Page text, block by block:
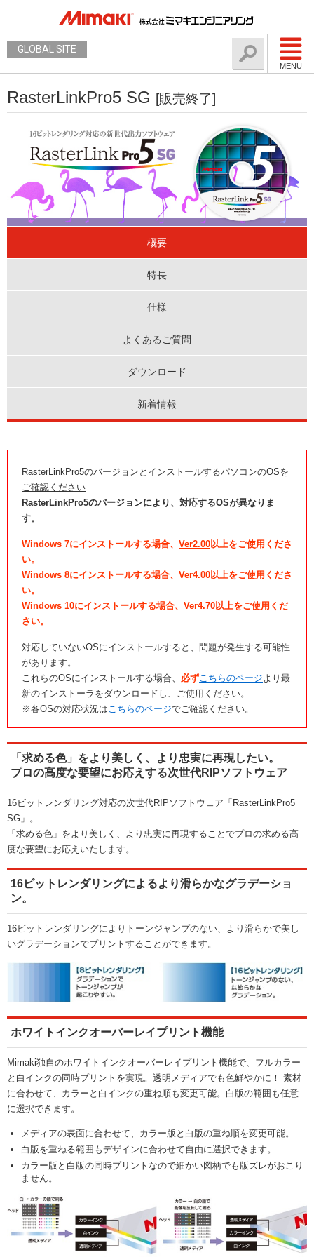
MENU
GLOBAL SITE
RasterLinkPro5 SG [販売終了]
概要
特長
仕様
よくあるご質問
ダウンロード
新着情報
RasterLinkPro5のバージョンとインストールするパソコンのOSを
ご確認ください
RasterLinkPro5のバージョンにより、対応するOSが異なりま
す。
Windows 7にインストールする場合、 Ver2.00以上をご使用くださ
い。
Windows 8にインストールする場合、 Ver4.00以上をご使用くださ
い。
Windows 10にインストールする場合、 Ver4.70以上をご使用くだ
さい。
対応していないOSにインストールすると、問題が発生する可能性
があります。
これらのOSにインストールする場合、 必ずこちらのページより最
新のインストーラをダウンロードし、ご使用ください。
※各OSの対応状況はこちらのページでご確認ください。
「求める色」をより美しく、より忠実に再現したい。
プロの高度な要望にお応えする次世代RIPソフトウェア
16ビットレンダリング対応の次世代RIPソフトウェア「RasterLinkPro5
SG」。
「求める色」をより美しく、より忠実に再現することでプロの求める高
度な要望にお応えいたします。
16ビットレンダリングによるより滑らかなグラデーショ
ン。
16ビットレンダリングによりトーンジャンプのない、より滑らかで美し
いグラデーションでプリントすることができます。
ホワイトインクオーバーレイプリント機能
Mimaki独自のホワイトインクオーバーレイプリント機能で、フルカラー
と白インクの同時プリントを実現。透明メディアでも色鮮やかに！ 素材
に合わせて、カラーと白インクの重ね順も変更可能。白版の範囲も任意
に選択できます。
メディアの表面に合わせて、カラー版と白版の重ね順を変更可能。
白版を重ねる範囲もデザインに合わせて自由に選択できます。
カラー版と白版の同時プリントなので細かい図柄でも版ズレがおこり
ません。